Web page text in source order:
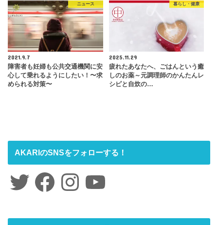
ニュース
2021.9.7
障害者も妊婦も公共交通機関に安
心して乗れるようにしたい！〜求
められる対策〜
暮らし・健康
2025.11.29
疲れたあなたへ、ごはんという癒
しのお薬～元調理師のかんたんレ
シピと自炊の…
AKARIのSNSをフォローする！
Twitter FacebookInstagramYouTube